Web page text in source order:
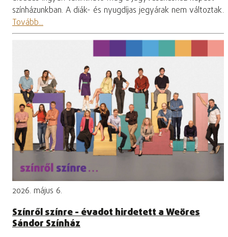
színházunkban. A diák- és nyugdíjas jegyárak nem változtak.
Tovább...
2026. május 6.
Színről színre - évadot hirdetett a Weöres
Sándor Színház